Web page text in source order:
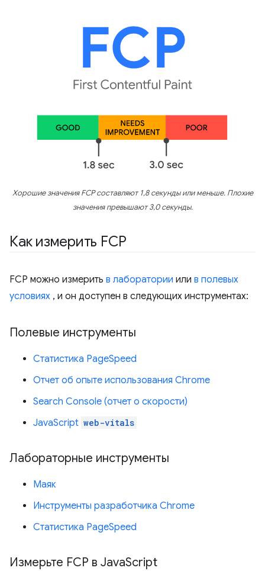
Хорошие значения FCP составляют 1,8 секунды или меньше. Плохие
значения превышают 3,0 секунды.
Как измерить FCP
FCP можно измерить в лаборатории или в полевых
условиях , и он доступен в следующих инструментах:
Полевые инструменты
Статистика PageSpeed
Отчет об опыте использования Chrome
Search Console (отчет о скорости)
JavaScript web-vitals
Лабораторные инструменты
Маяк
Инструменты разработчика Chrome
Статистика PageSpeed
Измерьте FCP в JavaScript